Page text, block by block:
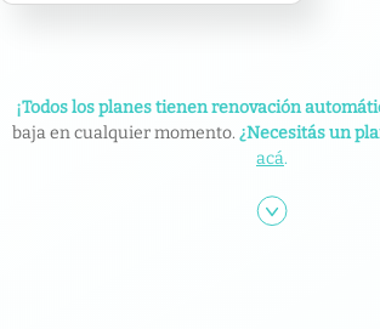
¡Todos los planes tienen renovación
baja en cualquier momento. ¿Necesitás un
acá.